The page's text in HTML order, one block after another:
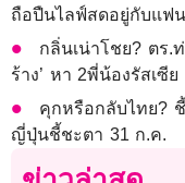
ถือปืนไลฟ์สดอยู่กับแฟ
กลิ่นเน่าโชย? ตร.
ร้าง’ หา 2พี่น้องรัสเซีย
คุกหรือกลับไทย?
ญี่ปุ่นชี้ชะตา 31 ก.ค.